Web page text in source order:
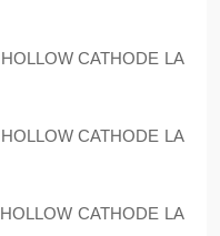
CATHODE LA
CATHODE LA
CATHODE LA